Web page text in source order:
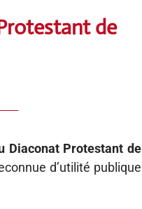
de
Diaconat Protestant de
d’utilité publique